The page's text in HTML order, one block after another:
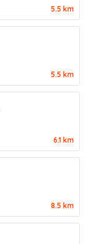
5.5 km
5.5 km
6.1 km
8.5 km